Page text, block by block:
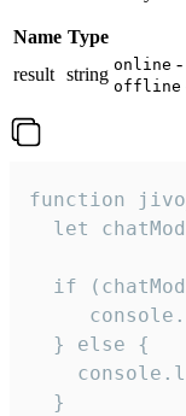
Name Type
result string online -
offline
function
let
if
  } else {
  }